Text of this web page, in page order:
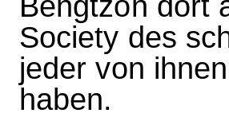
Society des
jeder von
haben.